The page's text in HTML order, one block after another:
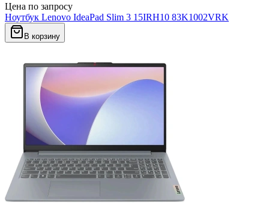
Цена по запросу
Ноутбук Lenovo IdeaPad Slim 3 15IRH10 83K1002VRK
В корзину